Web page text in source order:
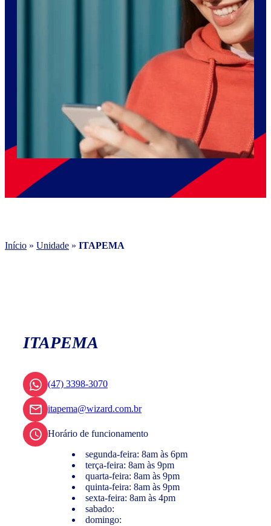
Início » Unidade » ITAPEMA
ITAPEMA
(47) 3398-3070
itapema@wizard.com.br
Horário de funcionamento
segunda-feira: 8am às 6pm
terça-feira: 8am às 9pm
quarta-feira: 8am às 9pm
quinta-feira: 8am às 9pm
sexta-feira: 8am às 4pm
sabado:
domingo: